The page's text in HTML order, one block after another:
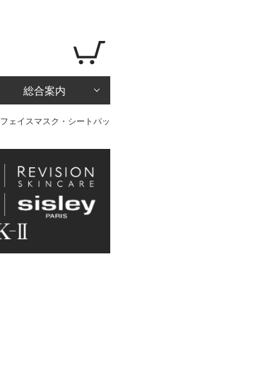
総合案内
フェイスマスク・シートパッ